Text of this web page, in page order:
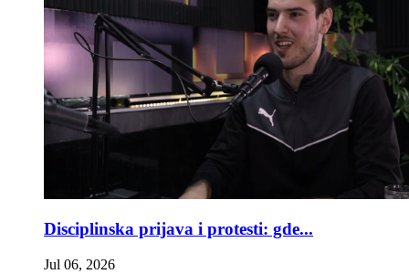
Disciplinska prijava i protesti: gde...
Jul 06, 2026